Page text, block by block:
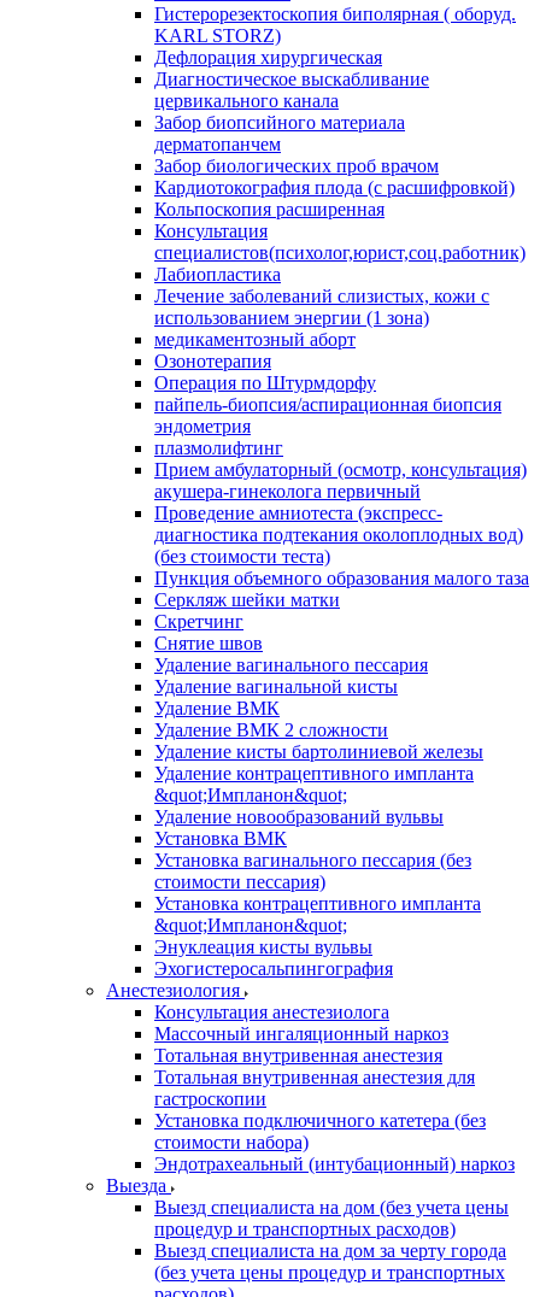
Гистерорезектоскопия биполярная ( оборуд.
KARL STORZ)
Дефлорация хирургическая
Диагностическое выскабливание
цервикального канала
Забор биопсийного материала
дерматопанчем
Забор биологических проб врачом
Кардиотокография плода (с расшифровкой)
Кольпоскопия расширенная
Консультация
специалистов(психолог,юрист,соц.работник)
Лабиопластика
Лечение заболеваний слизистых, кожи с
использованием энергии (1 зона)
медикаментозный аборт
Озонотерапия
Операция по Штурмдорфу
пайпель-биопсия/аспирационная биопсия
эндометрия
плазмолифтинг
Прием амбулаторный (осмотр, консультация)
акушера-гинеколога первичный
Проведение амниотеста (экспресс-
диагностика подтекания околоплодных вод)
(без стоимости теста)
Пункция объемного образования малого таза
Серкляж шейки матки
Скретчинг
Снятие швов
Удаление вагинального пессария
Удаление вагинальной кисты
Удаление ВМК
Удаление ВМК 2 сложности
Удаление кисты бартолиниевой железы
Удаление контрацептивного импланта
&quot;Импланон&quot;
Удаление новообразований вульвы
Установка ВМК
Установка вагинального пессария (без
стоимости пессария)
Установка контрацептивного импланта
&quot;Импланон&quot;
Энуклеация кисты вульвы
Эхогистеросальпингография
Анестезиология
Консультация анестезиолога
Массочный ингаляционный наркоз
Тотальная внутривенная анестезия
Тотальная внутривенная анестезия для
гастроскопии
Установка подключичного катетера (без
стоимости набора)
Эндотрахеальный (интубационный) наркоз
Выезда
Выезд специалиста на дом (без учета цены
процедур и транспортных расходов)
Выезд специалиста на дом за черту города
(без учета цены процедур и транспортных